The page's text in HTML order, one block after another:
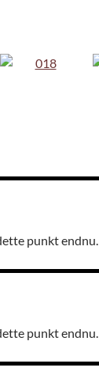
punkt endnu.
punkt endnu.